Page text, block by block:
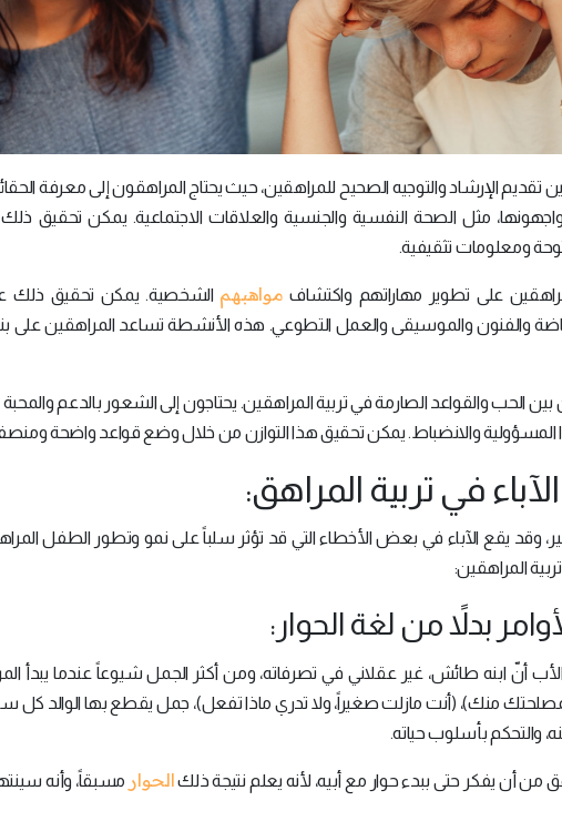
تقديم الإرشاد والتوجيه الصحيح للمراهقين، حيث يحتاج المراهقون إلى معرفة
مثل الصحة النفسية والجنسية والعلاقات الاجتماعية. يمكن تحقيق
ومعلومات تثقيفية.
على تطوير مهاراتهم واكتشاف مواهبهم الشخصية. يمكن تحقيق ذلك
والفنون والموسيقى والعمل التطوعي. هذه الأنشطة تساعد المراهقين على
الحب والقواعد الصارمة في تربية المراهقين. يحتاجون إلى الشعور بالدعم
والانضباط. يمكن تحقيق هذا التوازن من خلال وضع قواعد واضحة
في تربية المراهق:
وقد يقع الآباء في بعض الأخطاء التي قد تؤثر سلباً على نمو وتطور الطفل
المراهقين:
أنّ ابنه طائش، غير عقلاني في تصرفاته، ومن أكثر الجمل شيوعاً عندما يبدأ
بمصلحتك منك)، (أنت مازلت صغيراً، ولا تدري ماذا تفعل)، جمل يقطع بها الوالد كل
والتحكم بأسلوب حياته.
من أن يفكر حتى ببدء حوار مع أبيه، لأنه يعلم نتيجة ذلكالحوار مسبقاً، وأنه